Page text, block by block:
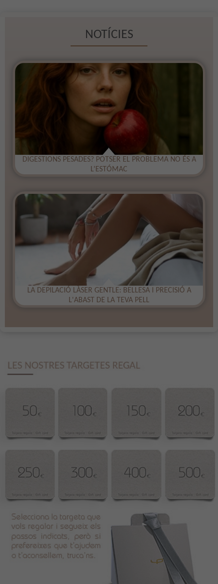
NOTÍCIES
DIGESTIONS PESADES? POTSER EL PROBLEMA NO ÉS A
L’ESTÓMAC
​LA DEPILACIÓ LÀSER GENTLE: BELLESA I PRECISIÓ A
L'ABAST DE LA TEVA PELL